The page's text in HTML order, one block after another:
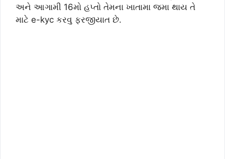
અને આગામી 16મો હપ્તો તેમના ખાતામા જમા થાય તે
માટે e-kyc કરવુ ફરજીયાત છે.